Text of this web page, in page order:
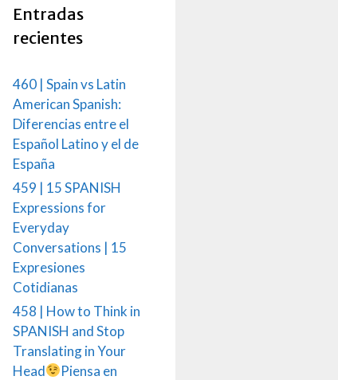
Entradas
recientes
460 | Spain vs Latin
American Spanish:
Diferencias entre el
Español Latino y el de
España
459 | 15 SPANISH
Expressions for
Everyday
Conversations | 15
Expresiones
Cotidianas
458 | How to Think in
SPANISH and Stop
Translating in Your
Head
Piensa en